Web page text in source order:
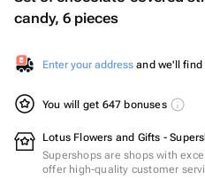
candy, 6 pieces
Enter your address and we'll
You will get 647 bonuses
Lotus Flowers and Gifts -
Supershops are shops with
offer high-quality customer